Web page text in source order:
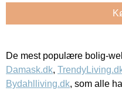
De mest populære bolig-
Damask.dk,
Bydahlliving.dk, som alle